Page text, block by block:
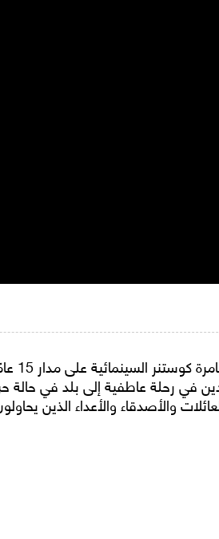
في رحلة عاطفية إلى بلد في
والأصدقاء والأعداء الذين